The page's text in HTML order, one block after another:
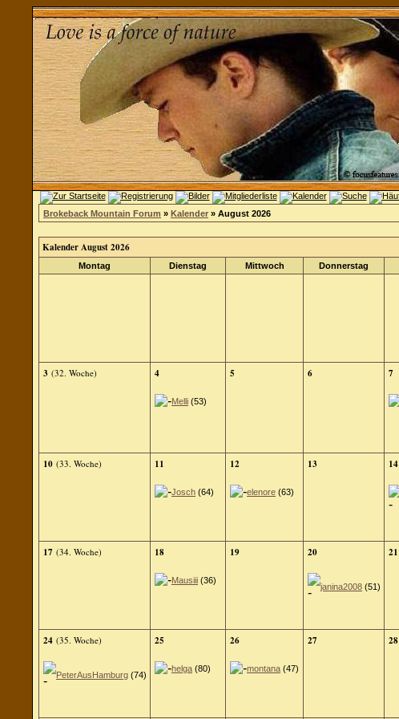
Brokeback Mountain Forum » Kalender » August 2026
Kalender August 2026
Montag Dienstag Mittwoch Donnerstag
3 (32. Woche) 4
Melli (53)
5 6 7
10 (33. Woche) 11
Josch (64)
12
elenore (63)
13 14
17 (34. Woche) 18
Mausiii (36)
19 20
janina2008 (51)
21
24 (35. Woche)
PeterAusHamburg (74)
25
helga (80)
26
montana (47)
27 28